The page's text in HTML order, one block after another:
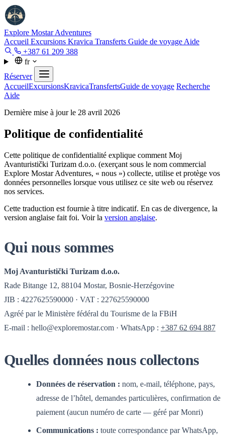
Explore MostarAdventures
Accueil Excursions Kravica Transferts Guide de voyage Aide
+387 61 209 388
fr
Réserver
AccueilExcursionsKravicaTransfertsGuide de voyage Recherche
Aide
Dernière mise à jour le 28 avril 2026
Politique de confidentialité
Cette politique de confidentialité explique comment Moj
Avanturistički Turizam d.o.o. (exerçant sous le nom commercial
Explore Mostar Adventures, « nous ») collecte, utilise et protège vos
données personnelles lorsque vous utilisez ce site web ou réservez
nos services.
Cette traduction est fournie à titre indicatif. En cas de divergence, la
version anglaise fait foi. Voir la version anglaise.
Qui nous sommes
Moj Avanturistički Turizam d.o.o.
Rade Bitange 12, 88104 Mostar, Bosnie-Herzégovine
JIB : 4227625590000 · VAT : 227625590000
Agréé par le Ministère fédéral du Tourisme de la FBiH
E-mail : hello@exploremostar.com · WhatsApp : +387 62 694 887
Quelles données nous collectons
Données de réservation : nom, e-mail, téléphone, pays,
adresse de l’hôtel, demandes particulières, confirmation de
paiement (aucun numéro de carte — géré par Monri)
Communications : toute correspondance par WhatsApp,